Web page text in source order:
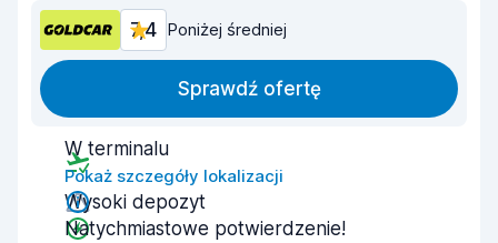
7,4 Poniżej średniej
Sprawdź ofertę
W terminalu
Pokaż szczegóły lokalizacji
Wysoki depozyt
Natychmiastowe potwierdzenie!